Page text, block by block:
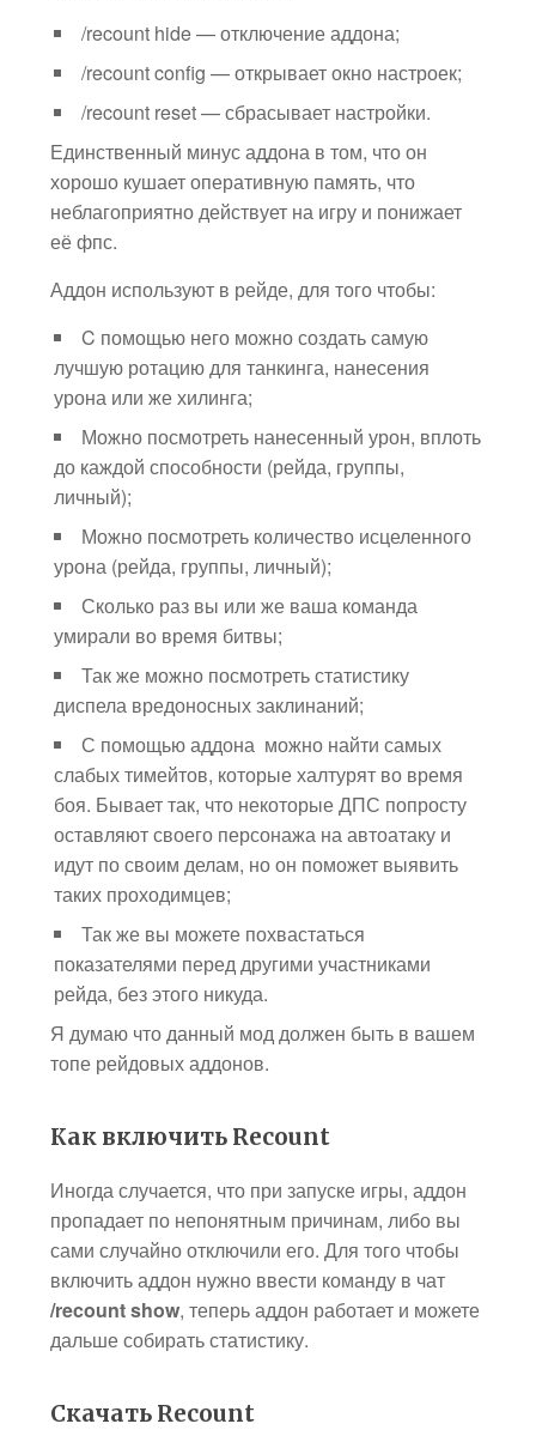
/recount hide — отключение аддона;
/recount config — открывает окно настроек;
/recount reset — сбрасывает настройки.
Единственный минус аддона в том, что он
хорошо кушает оперативную память, что
неблагоприятно действует на игру и понижает
её фпс.
Аддон используют в рейде, для того чтобы:
C помощью него можно создать самую
лучшую ротацию для танкинга, нанесения
урона или же хилинга;
Можно посмотреть нанесенный урон, вплоть
до каждой способности (рейда, группы,
личный);
Можно посмотреть количество исцеленного
урона (рейда, группы, личный);
Сколько раз вы или же ваша команда
умирали во время битвы;
Так же можно посмотреть статистику
диспела вредоносных заклинаний;
С помощью аддона можно найти самых
слабых тимейтов, которые халтурят во время
боя. Бывает так, что некоторые ДПС попросту
оставляют своего персонажа на автоатаку и
идут по своим делам, но он поможет выявить
таких проходимцев;
Так же вы можете похвастаться
показателями перед другими участниками
рейда, без этого никуда.
Я думаю что данный мод должен быть в вашем
топе рейдовых аддонов.
Как включить Recount
Иногда случается, что при запуске игры, аддон
пропадает по непонятным причинам, либо вы
сами случайно отключили его. Для того чтобы
включить аддон нужно ввести команду в чат
/recount show, теперь аддон работает и можете
дальше собирать статистику.
Скачать Recount